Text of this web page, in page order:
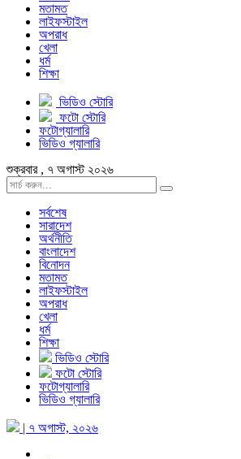
মতামত
লাইফস্টাইল
অপরাধ
খেলা
ধর্ম
শিক্ষা
ভিডিও স্টোরি
ফটো স্টোরি
ফটোগ্যালারি
ভিডিও গ্যালারি
শুক্রবার , ৭ অগাস্ট ২০২৬
সর্বশেষ
সারাদেশ
অর্থনীতি
বাংলাদেশ
বিনোদন
মতামত
লাইফস্টাইল
অপরাধ
খেলা
ধর্ম
শিক্ষা
ভিডিও স্টোরি
ফটো স্টোরি
ফটোগ্যালারি
ভিডিও গ্যালারি
| ৭ অগাস্ট, ২০২৬